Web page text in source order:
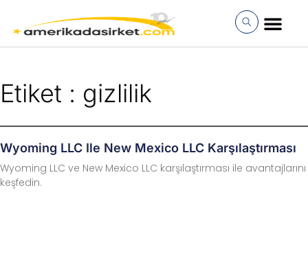
atla
Etiket : gizlilik
Wyoming LLC Ile New Mexico LLC Karşılaştırması
Wyoming LLC ve New Mexico LLC karşılaştırması ile avantajlarını
keşfedin.